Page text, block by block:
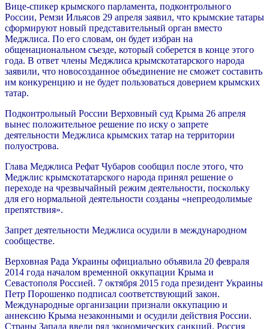
Вице-спикер крымского парламента, подконтрольного
России, Ремзи Ильясов 29 апреля заявил, что крымские татары
сформируют новый представительный орган вместо
Меджлиса. По его словам, он будет избран на
общенациональном съезде, который соберется в конце этого
года. В ответ члены Меджлиса крымскотатарского народа
заявили, что новосозданное объединение не сможет составить
им конкуренцию и не будет пользоваться доверием крымских
татар.
Подконтрольный России Верховный суд Крыма 26 апреля
вынес положительное решение по иску о запрете
деятельности Меджлиса крымских татар на территории
полуострова.
Глава Меджлиса Рефат Чубаров сообщил после этого, что
Меджлис крымскотатарского народа принял решение о
переходе на чрезвычайный режим деятельности, поскольку
для его нормальной деятельности созданы «непреодолимые
препятствия».
Запрет деятельности Меджлиса осудили в международном
сообществе.
Верховная Рада Украины официально объявила 20 февраля
2014 года началом временной оккупации Крыма и
Севастополя Россией. 7 октября 2015 года президент Украины
Петр Порошенко подписал соответствующий закон.
Международные организации признали оккупацию и
аннексию Крыма незаконными и осудили действия России.
Страны Запада ввели ряд экономических санкций. Россия